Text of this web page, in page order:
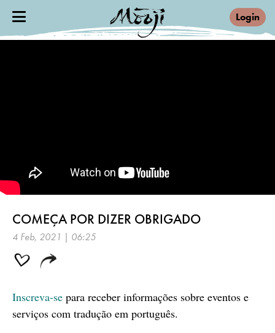
Login
COMEÇA POR DIZER OBRIGADO
4 Feb, 2021 | 06:25
Inscreva-se para receber informações sobre eventos e
serviços com tradução em português.